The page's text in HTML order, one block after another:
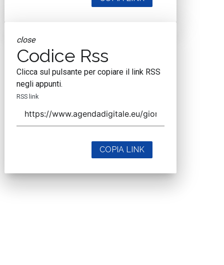
close
Codice Rss
Clicca sul pulsante per copiare il link RSS
negli appunti.
RSS link
COPIA LINK